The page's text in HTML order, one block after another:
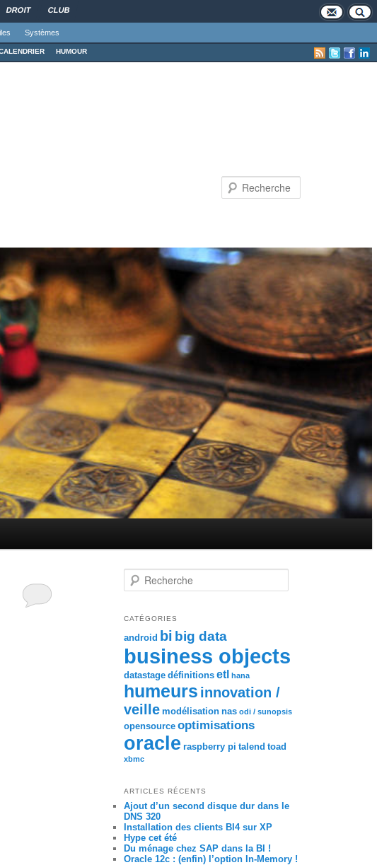
DROIT CLUB
Systèmes
HUMOUR
Recherche
CATÉGORIES
android bi big data
business objects
datastage définitions etl hana
humeurs innovation /
veille modélisation nas odi / sunopsis
opensource optimisations
oracle raspberry pi talend toad
xbmc
ARTICLES RÉCENTS
Ajout d’un second disque dur dans le
DNS 320
Installation des clients BI4 sur XP
Hype cet été
Du ménage chez SAP dans la BI !
Oracle 12c : (enfin) l’option In-Memory !